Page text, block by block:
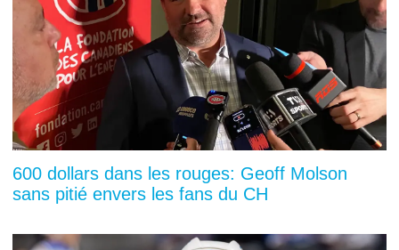
600 dollars dans les rouges: Geoff Molson
sans pitié envers les fans du CH